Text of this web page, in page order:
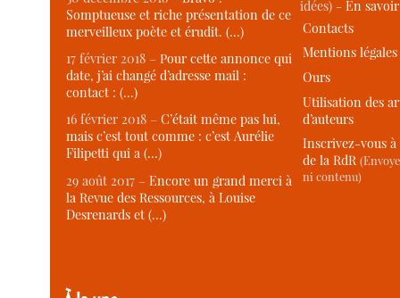
Somptueuse et riche présentation de ce
merveilleux poète et érudit. (…)
17 février 2018 –Pour cette annonce qui
date, j’ai changé d’adresse mail :
contact : (…)
16 février 2018 –C’était même pas lui,
mais c’est tout comme : c’est Aurélie
Filipetti qui a (…)
29 août 2017 –Encore un grand merci à
la Revue des Ressources, à Louise
Desrenards et (…)
idées) -En
Contacts
Mentions légales
Ours
Utilisation des
d’auteurs
Inscrivez-vous
de la RdR
ni contenu)